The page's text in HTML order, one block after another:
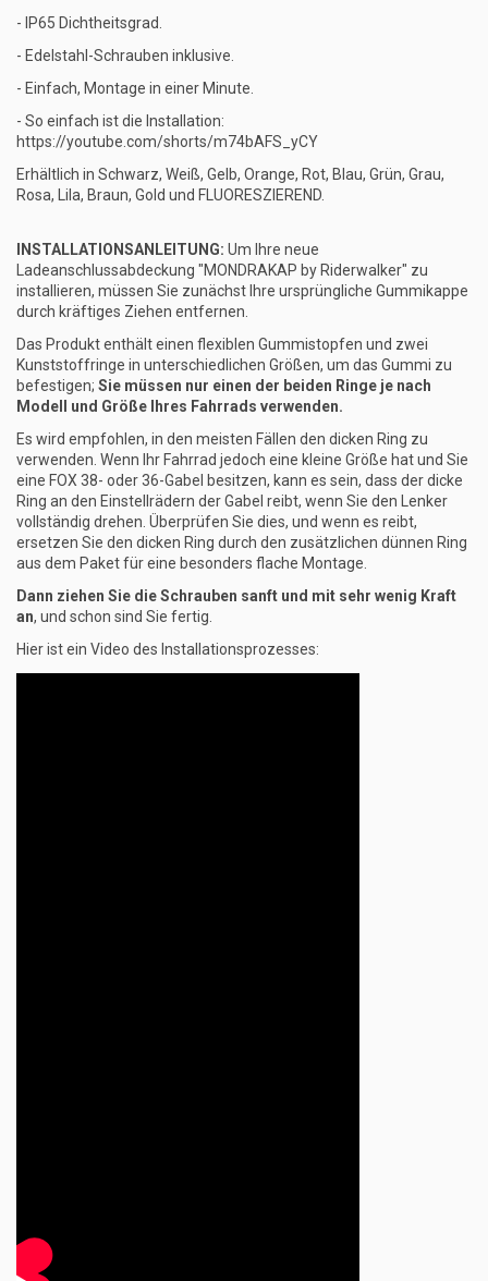
- IP65 Dichtheitsgrad.
- Edelstahl-Schrauben inklusive.
- Einfach, Montage in einer Minute.
- So einfach ist die Installation:
https://youtube.com/shorts/m74bAFS_yCY
Erhältlich in Schwarz, Weiß, Gelb, Orange, Rot, Blau, Grün, Grau,
Rosa, Lila, Braun, Gold und FLUORESZIEREND.
INSTALLATIONSANLEITUNG: Um Ihre neue
Ladeanschlussabdeckung "MONDRAKAP by Riderwalker" zu
installieren, müssen Sie zunächst Ihre ursprüngliche Gummikappe
durch kräftiges Ziehen entfernen.
Das Produkt enthält einen flexiblen Gummistopfen und zwei
Kunststoffringe in unterschiedlichen Größen, um das Gummi zu
befestigen; Sie müssen nur einen der beiden Ringe je nach
Modell und Größe Ihres Fahrrads verwenden.
Es wird empfohlen, in den meisten Fällen den dicken Ring zu
verwenden. Wenn Ihr Fahrrad jedoch eine kleine Größe hat und Sie
eine FOX 38- oder 36-Gabel besitzen, kann es sein, dass der dicke
Ring an den Einstellrädern der Gabel reibt, wenn Sie den Lenker
vollständig drehen. Überprüfen Sie dies, und wenn es reibt,
ersetzen Sie den dicken Ring durch den zusätzlichen dünnen Ring
aus dem Paket für eine besonders flache Montage.
Dann ziehen Sie die Schrauben sanft und mit sehr wenig Kraft
an, und schon sind Sie fertig.
Hier ist ein Video des Installationsprozesses: